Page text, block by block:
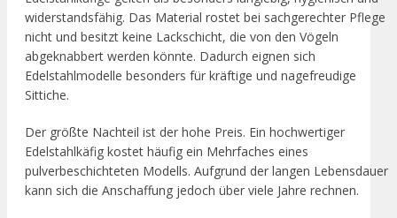
widerstandsfähig. Das Material rostet bei sachgerechter Pflege
nicht und besitzt keine Lackschicht, die von den Vögeln
abgeknabbert werden könnte. Dadurch eignen sich
Edelstahlmodelle besonders für kräftige und nagefreudige
Sittiche.
Der größte Nachteil ist der hohe Preis. Ein hochwertiger
Edelstahlkäfig kostet häufig ein Mehrfaches eines
pulverbeschichteten Modells. Aufgrund der langen Lebensdauer
kann sich die Anschaffung jedoch über viele Jahre rechnen.